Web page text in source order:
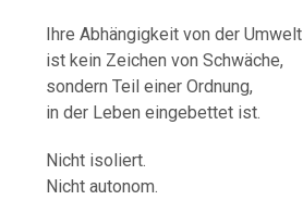
Ihre Abhängigkeit von der Umwelt
ist kein Zeichen von Schwäche,
sondern Teil einer Ordnung,
in der Leben eingebettet ist.
Nicht isoliert.
Nicht autonom.